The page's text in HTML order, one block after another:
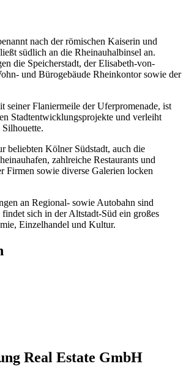
nach der römischen Kaiserin und
südlich an die Rheinauhalbinsel an.
die Speicherstadt, der Elisabeth-von-
und Bürogebäude Rheinkontor sowie der
seiner Flaniermeile der Uferpromenade, ist
Stadtentwicklungsprojekte und verleiht
beliebten Kölner Südstadt, auch die
zahlreiche Restaurants und
Firmen sowie diverse Galerien locken
an Regional- sowie Autobahn sind
findet sich in der Altstadt-Süd ein großes
Einzelhandel und Kultur.
Real Estate GmbH